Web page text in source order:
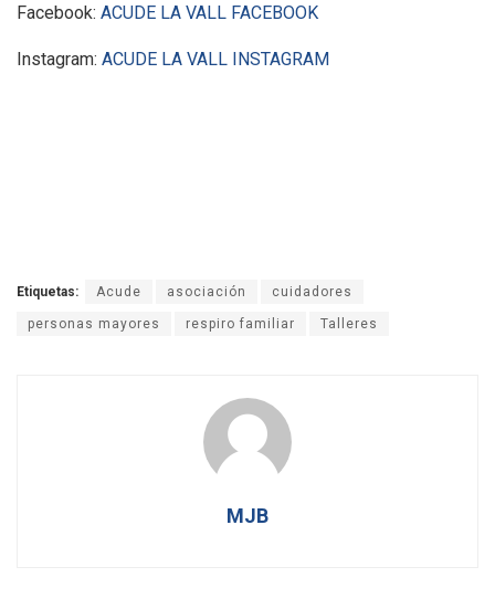
Facebook: ACUDE LA VALL FACEBOOK
Instagram: ACUDE LA VALL INSTAGRAM
Etiquetas: Acude asociación cuidadores
personas mayores respiro familiar Talleres
MJB